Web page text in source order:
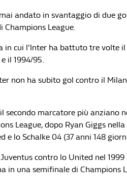
andato in svantaggio di due
Champions League.
cui l’Inter ha battuto tre volte
il 1994/95.
non ha subito gol contro il
secondo marcatore più anziano
League, dopo Ryan Giggs
e lo Schalke 04 (37 anni 148
contro lo United nel
in una semifinale di Champions